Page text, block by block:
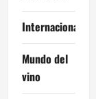
Internacional
Mundo del
vino